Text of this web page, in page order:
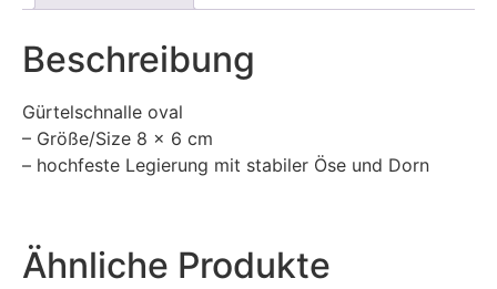
Beschreibung
Gürtelschnalle oval
– Größe/Size 8 x 6 cm
– hochfeste Legierung mit stabiler Öse und Dorn
Ähnliche Produkte